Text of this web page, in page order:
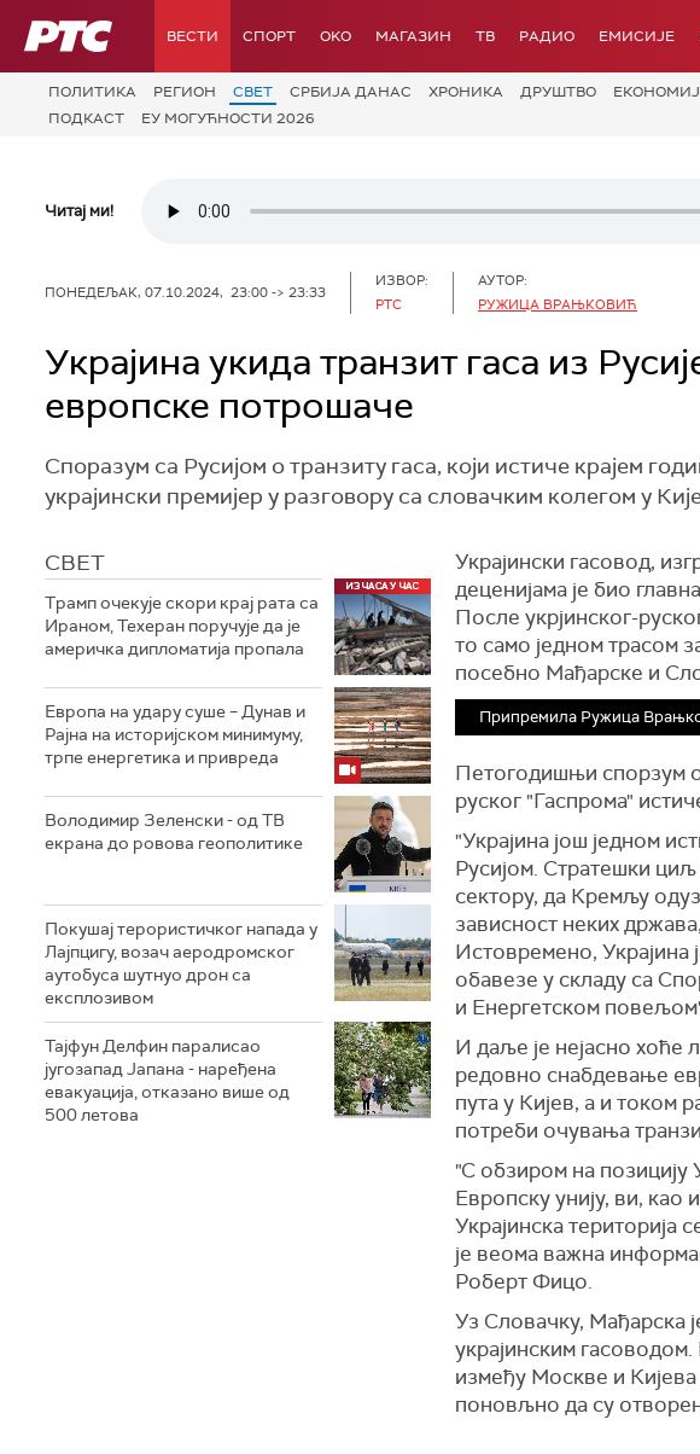
РТС ВЕСТИ СПОРТ OKO МАГАЗИН ТВ РАДИО ЕМИСИЈЕ
ПОЛИТИКА РЕГИОН СВЕТ СРБИЈА ДАНАС ХРОНИКА ДРУШТВО
ПОДКАСТ
ЕУ МОГУЋНОСТИ 2026
Читај ми!
ПОНЕДЕЉАК, 07.10.2024, 23:00 -> 23:33
ИЗВОР:
РТС
АУТОР:
РУЖИЦА ВРАЊКОВИЋ
Украјина укида транзит гаса из
европске потрошаче
Споразум са Русијом о транзиту гаса, који истиче крајем
украјински премијер у разговору са словачким колегом у
СВЕТ
Трамп очекује скори крај рата са
Ираном, Техеран поручује да је
америчка дипломатија пропала
Европа на удару суше – Дунав и
Рајна на историјском минимуму,
трпе енергетика и привреда
Володимир Зеленски - од ТВ
екрана до ровова геополитике
Покушај терористичког напада у
Лајпцигу, возач аеродромског
аутобуса шутнуо дрон са
експлозивом
Тајфун Делфин паралисао
југозапад Јапана - наређена
евакуација, отказано више од
500 летова
Украјински гасовод,
деценијама је био
После укрјинског-
то само једном трасом
посебно Мађарске и
Припремила Ружица
Петогодишњи спорзум о
руског "Гаспрома"
"Украјина још једном
Русијом. Стратешки циљ
сектору, да Кремљу
зависност неких
Истовремено, Украјина
обавезе у складу са
и Енергетском
И даље је нејасно
редовно снабдевање
пута у Кијев, а и током
потреби очувања
"С обзиром на позицију
Европску унију, ви, као
Украјинска територија
је веома важна
Роберт Фицо.
Уз Словачку, Мађарска
украјинским
између Москве и Кијева
поновљно да су